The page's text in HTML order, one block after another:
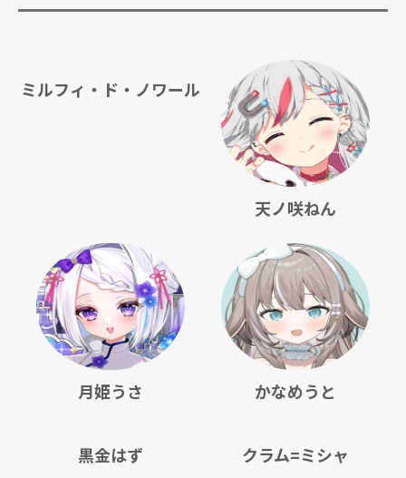
ミルフィ・ド・ノワール
天ノ咲ねん
月姫うさ かなめうと
黒金はず クラム=ミシャ